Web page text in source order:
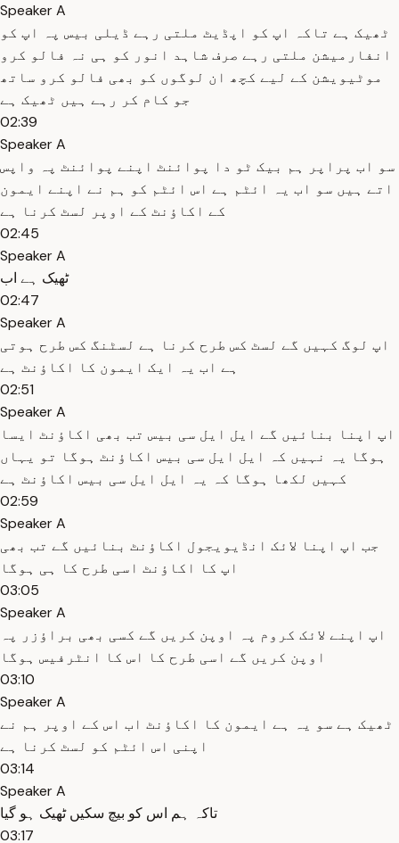
Speaker A
ٹھیک ہے تاکہ اپ کو اپڈیٹ ملتی رہے ڈیلی بیس پہ اپ کو
انفارمیشن ملتی رہے صرف شاہد انور کو ہی نہ فالو کرو
موٹیویشن کے لیے کچھ ان لوگوں کو بھی فالو کرو ساتھ
جو کام کر رہے ہیں ٹھیک ہے
02:39
Speaker A
سو اب پراپر ہم بیک ٹو دا پوائنٹ اپنے پوائنٹ پہ واپس
اتے ہیں سو اب یہ ائٹم ہے اس ائٹم کو ہم نے اپنے ایمون
کے اکاؤنٹ کے اوپر لسٹ کرنا ہے
02:45
Speaker A
ٹھیک ہے اب
02:47
Speaker A
اپ لوگ کہیں گے لسٹ کس طرح کرنا ہے لسٹنگ کس طرح ہوتی
ہے اب یہ ایک ایمون کا اکاؤنٹ ہے
02:51
Speaker A
اپ اپنا بنائیں گے ایل ایل سی بیس تب بھی اکاؤنٹ ایسا
ہوگا یہ نہیں کہ ایل ایل سی بیس اکاؤنٹ ہوگا تو یہاں
کہیں لکھا ہوگا کہ یہ ایل ایل سی بیس اکاؤنٹ ہے
02:59
Speaker A
جب اپ اپنا لائک انڈیویجول اکاؤنٹ بنائیں گے تب بھی
اپ کا اکاؤنٹ اسی طرح کا ہی ہوگا
03:05
Speaker A
اپ اپنے لائک کروم پہ اوپن کریں گے کسی بھی براؤزر پہ
اوپن کریں گے اسی طرح کا اس کا انٹرفیس ہوگا
03:10
Speaker A
ٹھیک ہے سو یہ ہے ایمون کا اکاؤنٹ اب اس کے اوپر ہم نے
اپنی اس ائٹم کو لسٹ کرنا ہے
03:14
Speaker A
تاکہ ہم اس کو بیچ سکیں ٹھیک ہو گیا
03:17